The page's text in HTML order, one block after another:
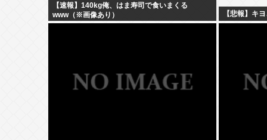
【速報】140kg俺、はま寿司で食いまくる
www（※画像あり）
【悲報】キ